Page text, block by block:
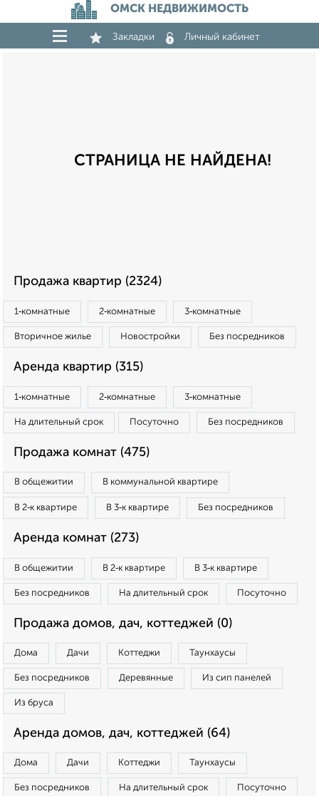
ОМСК НЕДВИЖИМОСТЬ
Закладки Личный кабинет
СТРАНИЦА НЕ НАЙДЕНА!
Продажа квартир (2324)
1‑комнатные 2‑комнатные 3‑комнатные
Вторичное жилье Новостройки Без посредников
Аренда квартир (315)
1‑комнатные 2‑комнатные 3‑комнатные
На длительный срок Посуточно Без посредников
Продажа комнат (475)
В общежитии В коммунальной квартире
В 2‑к квартире В 3‑к квартире Без посредников
Аренда комнат (273)
В общежитии В 2‑к квартире В 3‑к квартире
Без посредников На длительный срок Посуточно
Продажа домов, дач, коттеджей (0)
Дома Дачи Коттеджи Таунхаусы
Без посредников Деревянные Из сип панелей
Из бруса
Аренда домов, дач, коттеджей (64)
Дома Дачи Коттеджи Таунхаусы
Без посредников На длительный срок Посуточно